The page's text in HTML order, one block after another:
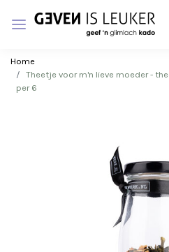
Home
Theetje voor m'n lieve moeder -
per 6